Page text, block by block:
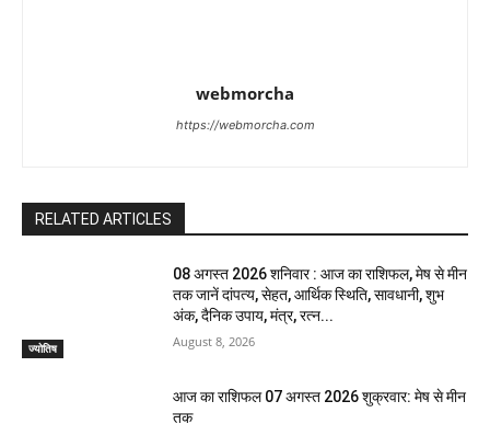
webmorcha
https://webmorcha.com
RELATED ARTICLES
ज्योतिष
08 अगस्त 2026 शनिवार : आज का राशिफल, मेष से मीन
तक जानें दांपत्य, सेहत, आर्थिक स्थिति, सावधानी, शुभ
अंक, दैनिक उपाय, मंत्र, रत्न...
August 8, 2026
आज का राशिफल 07 अगस्त 2026 शुक्रवार: मेष से मीन
तक